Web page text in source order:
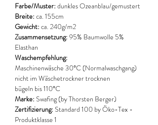
Farbe/Muster: dunkles Ozeanblau/gemustert
Breite: ca. 155cm
Gewicht: ca. 240g/m2
Zusammensetzung: 95% Baumwolle 5%
Elasthan
Waschempfehlung:
Maschinenwäsche 30°C (Normalwaschgang)
nicht im Wäschetrockner trocknen
bügeln bis 110°C
Marke: Swafing (by Thorsten Berger)
Zertifizierung: Standard 100 by Öko-Tex -
Produktklasse 1